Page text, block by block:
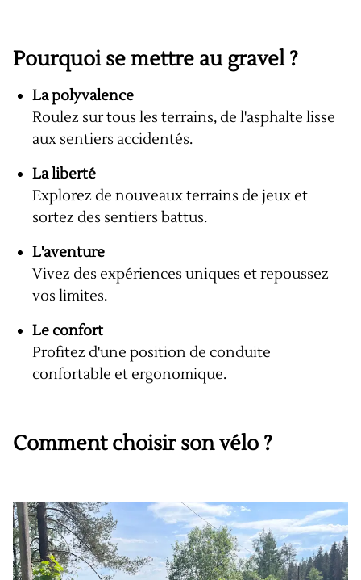
Pourquoi se mettre au gravel ?
La polyvalence
Roulez sur tous les terrains, de l'asphalte lisse
aux sentiers accidentés.
La liberté
Explorez de nouveaux terrains de jeux et
sortez des sentiers battus.
L'aventure
Vivez des expériences uniques et repoussez
vos limites.
Le confort
Profitez d'une position de conduite
confortable et ergonomique.
Comment choisir son vélo ?